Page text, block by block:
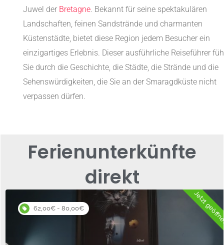
Juwel der Bretagne . Bekannt für seine spektakulären
Landschaften, feinen Sandstrände und charmanten
Küstenstädte, bietet diese Region jedem Besucher ein
einzigartiges Erlebnis. Dieser ausführliche Reiseführer
Sie durch die Geschichte, die Städte, die Strände und die
Sehenswürdigkeiten, die Sie an der Smaragdküste nicht
verpassen dürfen.
Ferienunterkünfte
direkt
62,00€ - 80,00€ Jetzt